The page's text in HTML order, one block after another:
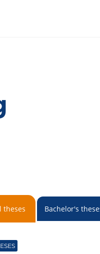
theses Bachelor's